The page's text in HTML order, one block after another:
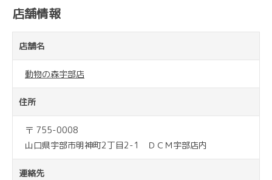
店舗情報
店舗名
動物の森宇部店
住所
〒 755-0008
山口県宇部市明神町2丁目2-1 ＤＣＭ宇部店内
連絡先